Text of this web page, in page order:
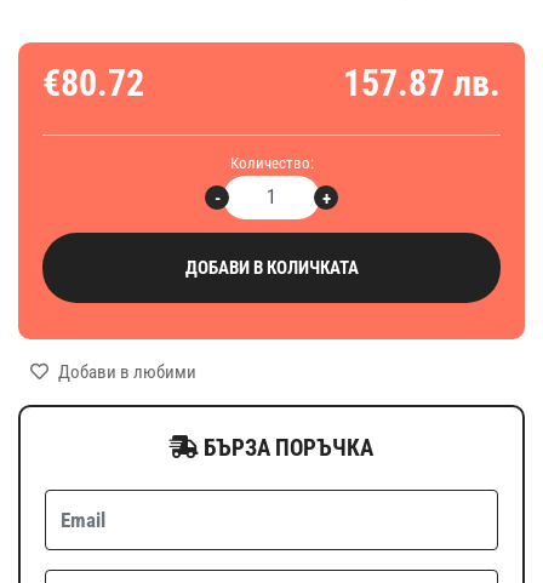
€80.72 157.87 лв.
Количество:
+
-
ДОБАВИ В КОЛИЧКАТА
Добави в любими
БЪРЗА ПОРЪЧКА